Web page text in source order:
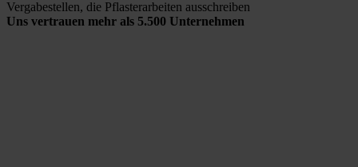
Vergabestellen, die Pflasterarbeiten ausschreiben
Uns vertrauen mehr als 5.500 Unternehmen